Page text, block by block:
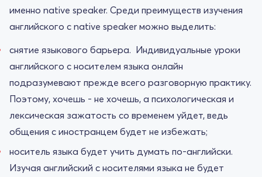
именно native speaker. Среди преимуществ изучения
английского с native speaker можно выделить:
снятие языкового барьера. Индивидуальные уроки
английского с носителем языка онлайн
подразумевают прежде всего разговорную практику.
Поэтому, хочешь - не хочешь, а психологическая и
лексическая зажатость со временем уйдет, ведь
общения с иностранцем будет не избежать;
носитель языка будет учить думать по-английски.
Изучая английский с носителями языка не будет